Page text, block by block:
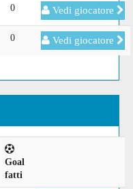
0 Vedi giocatore
0 Vedi giocatore
Goal
fatti